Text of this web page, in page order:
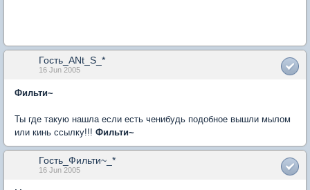
Гость_ANt_S_*
16 Jun 2005
Фильти~
Ты где такую нашла если есть ченибудь подобное вышли мылом
или кинь ссылку!!! Фильти~
Гость_Фильти~_*
16 Jun 2005